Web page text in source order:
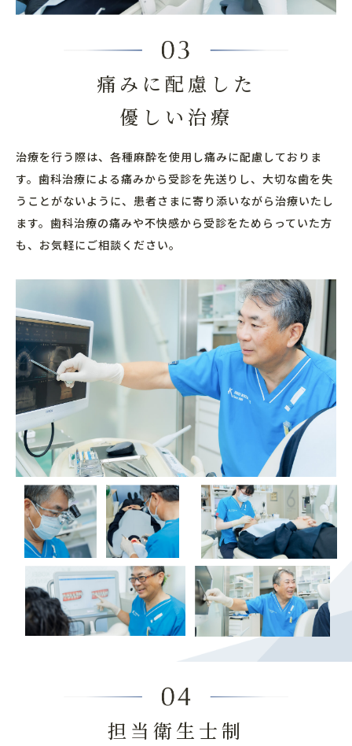
痛みに配慮した
優しい治療
治療を行う際は、各種麻酔を使用し痛みに配慮しておりま
す。歯科治療による痛みから受診を先送りし、大切な歯を失
うことがないように、患者さまに寄り添いながら治療いたし
ます。歯科治療の痛みや不快感から受診をためらっていた方
も、お気軽にご相談ください。
担当衛生士制